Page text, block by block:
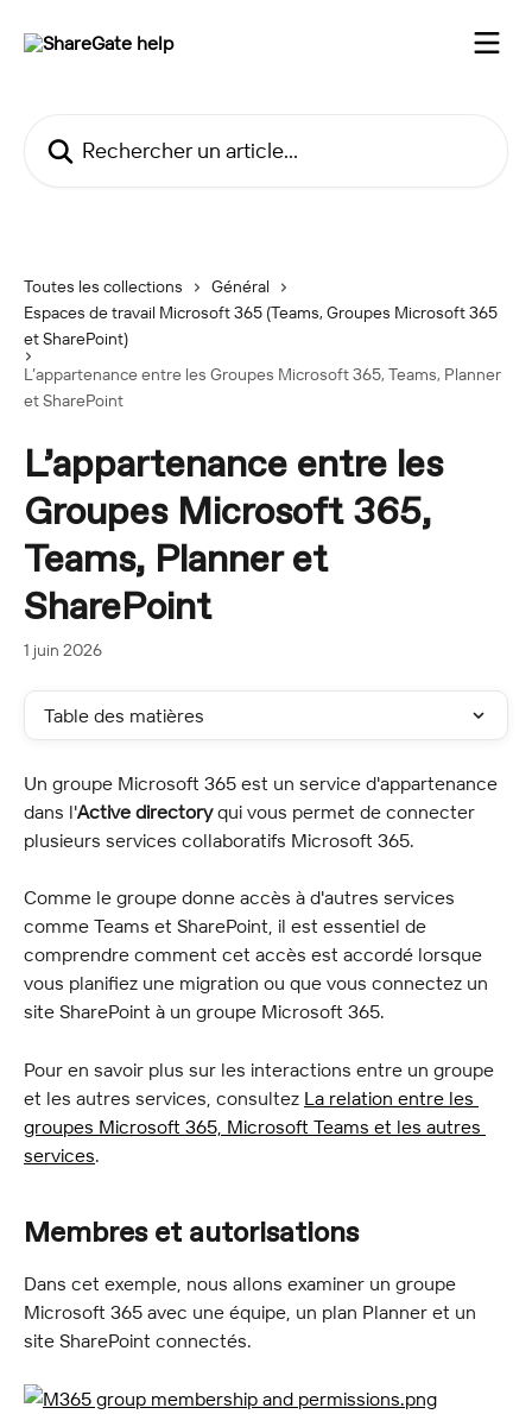
Toutes les collections
Général
Espaces de travail Microsoft 365 (Teams, Groupes Microsoft 365
et SharePoint)
L’appartenance entre les Groupes Microsoft 365, Teams, Planner
et SharePoint
L’appartenance entre les
Groupes Microsoft 365,
Teams, Planner et
SharePoint
1 juin 2026
Table des matières
Un groupe Microsoft 365 est un service d'appartenance
dans l'Active directory qui vous permet de connecter
plusieurs services collaboratifs Microsoft 365.
Comme le groupe donne accès à d'autres services
comme Teams et SharePoint, il est essentiel de
comprendre comment cet accès est accordé lorsque
vous planifiez une migration ou que vous connectez un
site SharePoint à un groupe Microsoft 365.
Pour en savoir plus sur les interactions entre un groupe
et les autres services, consultez La relation entre les
groupes Microsoft 365, Microsoft Teams et les autres
services.
Membres et autorisations
Dans cet exemple, nous allons examiner un groupe
Microsoft 365 avec une équipe, un plan Planner et un
site SharePoint connectés.